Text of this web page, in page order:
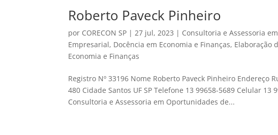
Roberto Paveck Pinheiro
por CORECON SP |27 jul, 2023 | Consultoria e Assessoria
Empresarial, Docência em Economia e Finanças, Elaboração
Economia e Finanças
Registro Nº 33196 Nome Roberto Paveck Pinheiro Endereço
480 Cidade Santos UF SP Telefone 13 99658-5689 Celular
Consultoria e Assessoria em Oportunidades de...